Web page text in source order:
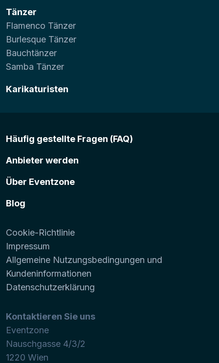
Tänzer
Flamenco Tänzer
Burlesque Tänzer
Bauchtänzer
Samba Tänzer
Karikaturisten
Häufig gestellte Fragen (FAQ)
Anbieter werden
Über Eventzone
Blog
Cookie-Richtlinie
Impressum
Allgemeine Nutzungsbedingungen und
Kundeninformationen
Datenschutzerklärung
Kontaktieren Sie uns
Eventzone
Nauschgasse 4/3/2
1220 Wien